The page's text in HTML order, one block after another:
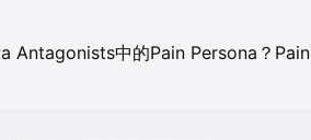
Antagonists中的Pain Persona？